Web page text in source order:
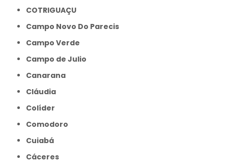
COTRIGUAÇU
Campo Novo Do Parecis
Campo Verde
Campo de Julio
Canarana
Cláudia
Colíder
Comodoro
Cuiabá
Cáceres